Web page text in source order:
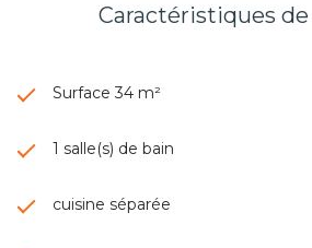
Caractéristiques
Surface 34 m²
1 salle(s) de bain
cuisine séparée